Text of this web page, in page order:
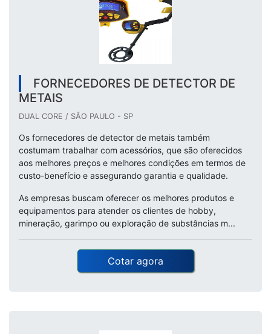
FORNECEDORES DE DETECTOR DE
METAIS
DUAL CORE / SÃO PAULO - SP
Os fornecedores de detector de metais também
costumam trabalhar com acessórios, que são oferecidos
aos melhores preços e melhores condições em termos de
custo-benefício e assegurando garantia e qualidade.
As empresas buscam oferecer os melhores produtos e
equipamentos para atender os clientes de hobby,
mineração, garimpo ou exploração de substâncias m...
Cotar agora